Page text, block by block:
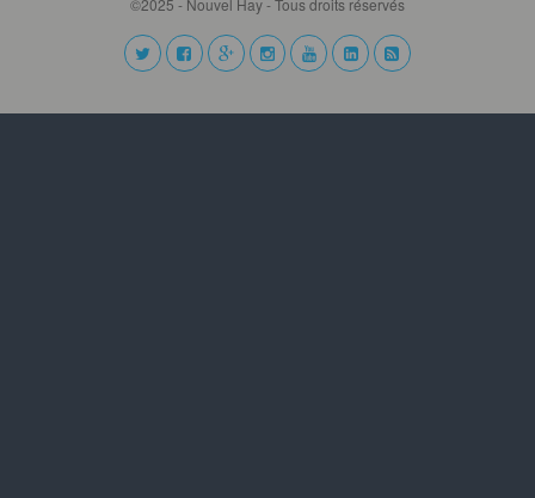
©2025 - Nouvel Hay - Tous droits réservés